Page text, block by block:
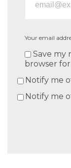
Your email
Save my
browser
Notify me
Notify me